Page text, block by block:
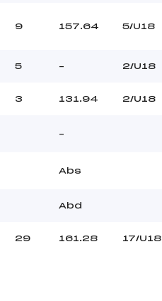
9 157.64 5/U18
5 – 2/U18
3 131.94 2/U18
–
Abs
Abd
29 161.28 17/U18